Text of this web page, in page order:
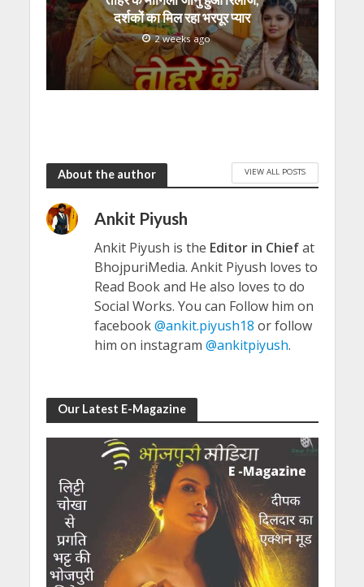
दर्शकों का मिल रहा भरपूर प्यार
2 weeks ago
About the author VIEW ALL POSTS
Ankit Piyush
Ankit Piyush is the Editor in Chiefat
BhojpuriMedia. Ankit Piyush loves to
Read Book and He also loves to do
Social Works. You can Follow him on
facebook@ankit.piyush18 or follow
him on instagram @ankitpiyush.
Our Latest E-Magazine